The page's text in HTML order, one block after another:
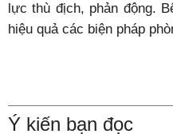
lực thù địch, phản động.
hiệu quả các biện pháp
Ý kiến bạn đọc